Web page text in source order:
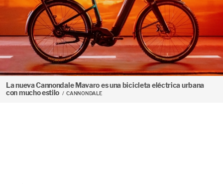
La nueva Cannondale Mavaro es una bicicleta eléctrica urbana
con mucho estilo
CANNONDALE